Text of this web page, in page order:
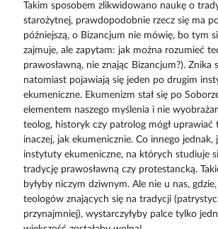
Takim sposobem zlikwidowano naukę o
starożytnej, prawdopodobnie rzecz się ma
późniejszą, o Bizancjum nie mówię, bo tym
zajmuje, ale zapytam: jak można rozumieć
prawosławną, nie znając Bizancjum?).
natomiast pojawiają się jeden po drugim
ekumeniczne. Ekumenizm stał się po
elementem naszego myślenia i nie
teolog, historyk czy patrolog mógł uprawiać
inaczej, jak ekumenicznie. Co innego jednak,
instytuty ekumeniczne, na których studiuje
tradycję prawosławną czy protestancką.
byłyby niczym dziwnym. Ale nie u nas,
teologów znających się na tradycji
przynajmniej), wystarczyłyby palce tylko